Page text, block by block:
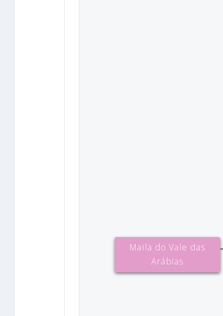
Maila do Vale das
Arábias